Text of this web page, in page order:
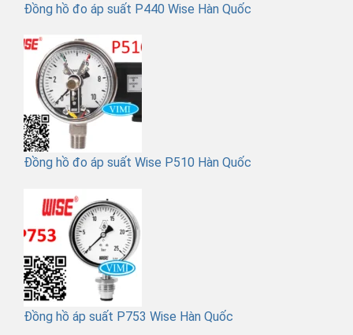
Đồng hồ đo áp suất P440 Wise Hàn Quốc
Đồng hồ đo áp suất Wise P510 Hàn Quốc
Đồng hồ áp suất P753 Wise Hàn Quốc